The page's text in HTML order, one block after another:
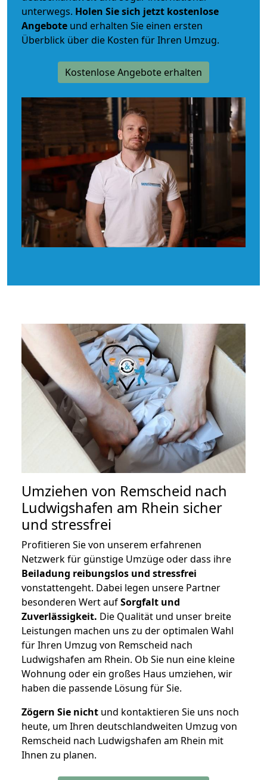
unterwegs. Holen Sie sich jetzt kostenlose
Angebote und erhalten Sie einen ersten
Überblick über die Kosten für Ihren Umzug.
Kostenlose Angebote erhalten
Umziehen von Remscheid nach
Ludwigshafen am Rhein sicher
und stressfrei
Profitieren Sie von unserem erfahrenen
Netzwerk für günstige Umzüge oder dass ihre
Beiladung reibungslos und stressfrei
vonstattengeht. Dabei legen unsere Partner
besonderen Wert aufSorgfalt und
Zuverlässigkeit. Die Qualität und unser breite
Leistungen machen uns zu der optimalen Wahl
für Ihren Umzug von Remscheid nach
Ludwigshafen am Rhein. Ob Sie nun eine kleine
Wohnung oder ein großes Haus umziehen, wir
haben die passende Lösung für Sie.
Zögern Sie nicht und kontaktieren Sie uns noch
heute, um Ihren deutschlandweiten Umzug von
Remscheid nach Ludwigshafen am Rhein mit
Ihnen zu planen.